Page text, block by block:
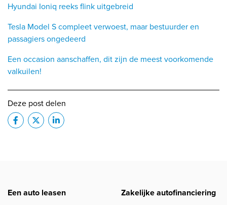
Hyundai Ioniq reeks flink uitgebreid
Tesla Model S compleet verwoest, maar bestuurder en
passagiers ongedeerd
Een occasion aanschaffen, dit zijn de meest voorkomende
valkuilen!
Deze post delen
Een auto leasen Zakelijke autofinanciering